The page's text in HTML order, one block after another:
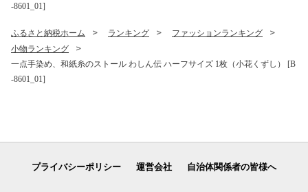
-8601_01]
ふるさと納税ホーム ランキング
ファッションランキング
小物ランキング
一点手染め、和紙糸のストール わしん伝 ハーフサイズ 1枚（小花くずし） [B
-8601_01]
プライバシーポリシー 運営会社 自治体関係者の皆様へ